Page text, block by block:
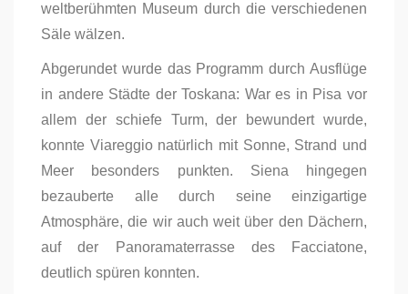
weltberühmten Museum durch die verschiedenen
Säle wälzen.
Abgerundet wurde das Programm durch Ausflüge
in andere Städte der Toskana: War es in Pisa vor
allem der schiefe Turm, der bewundert wurde,
konnte Viareggio natürlich mit Sonne, Strand und
Meer besonders punkten. Siena hingegen
bezauberte alle durch seine einzigartige
Atmosphäre, die wir auch weit über den Dächern,
auf der Panoramaterrasse des Facciatone,
deutlich spüren konnten.